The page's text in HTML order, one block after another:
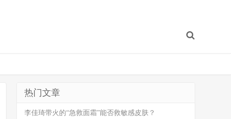
热门文章
李佳琦带火的“急救面霜”能否救敏感皮肤？